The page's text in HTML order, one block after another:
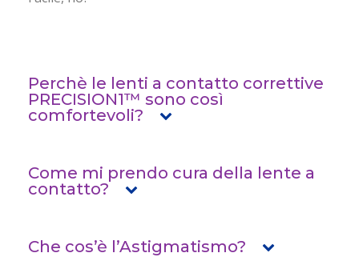
Perchè le lenti a contatto correttive
PRECISION1™ sono così
comfortevoli?
Come mi prendo cura della lente a
contatto?
Che cos’è l’Astigmatismo?